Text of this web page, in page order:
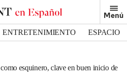
Menú
ENTRETENIMIENTO
ESPACIO
esquinero, clave en buen inicio de